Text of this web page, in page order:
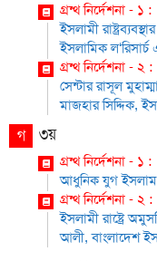
গ্রন্থ নির্দেশনা - ১ :
ইসলামী
ইসলামিক
গ্রন্থ নির্দেশনা - ২ :
সেন্টার রাসূল
মাজহার সিদ্দিক,
গ ৩য়
গ্রন্থ নির্দেশনা - ১ :
আধুনিক যুগ
গ্রন্থ নির্দেশনা - ২ :
ইসলামী রাষ্ট্রে
আলী, বাংলাদেশ